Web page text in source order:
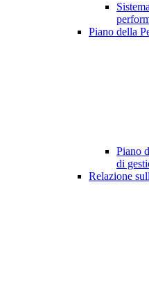
Piano della
Piano
di
Relazione